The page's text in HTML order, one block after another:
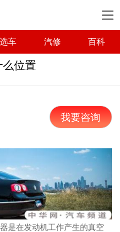
选车 汽修 百科
么位置
我要咨询
是在发动机工作产生的真空